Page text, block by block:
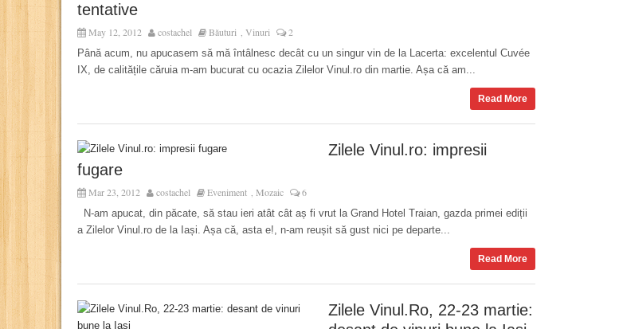
tentative
May 12, 2012 costachel Băuturi , Vinuri 2
Până acum, nu apucasem să mă întâlnesc decât cu un singur vin de la Lacerta: excelentul Cuvée
IX, de calitățile căruia m-am bucurat cu ocazia Zilelor Vinul.ro din martie. Așa că am...
Read More
Zilele Vinul.ro: impresii
fugare
Mar 23, 2012 costachel Eveniment , Mozaic 6
N-am apucat, din păcate, să stau ieri atât cât aș fi vrut la Grand Hotel Traian, gazda primei ediții
a Zilelor Vinul.ro de la Iași. Așa că, asta e!, n-am reușit să gust nici pe departe...
Read More
Zilele Vinul.Ro, 22-23 martie: